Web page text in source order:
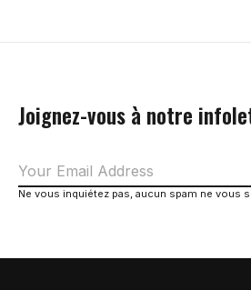
Joignez-vous à notre
Ne vous inquiétez pas, aucun spam ne vous